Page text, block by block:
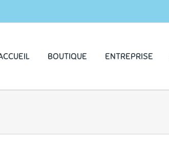
BOUTIQUE ENTREPRISE